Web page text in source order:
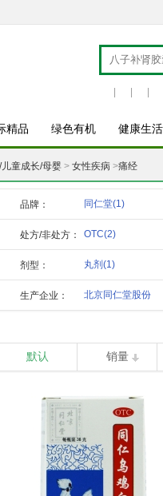
精品 绿色有机 健康生活
童成长/母婴 > 女性疾病 >痛经
品牌： 同仁堂(1)
处方/非处方： OTC(2)
剂型： 丸剂 (1)
生产企业：
北京同仁堂股份
有限公(1)
默认 销量